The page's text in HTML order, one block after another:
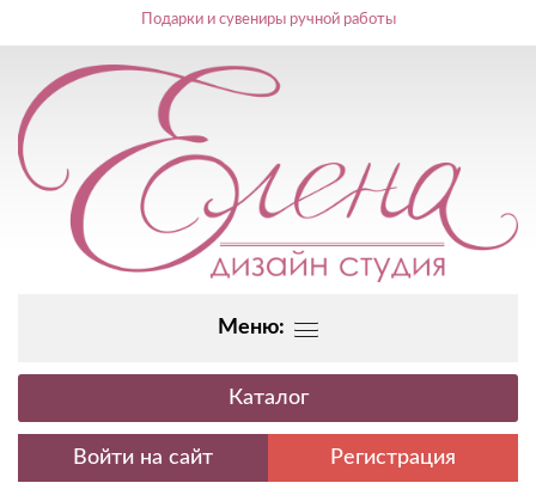
Подарки и сувениры ручной работы
Меню:
Каталог
Регистрация